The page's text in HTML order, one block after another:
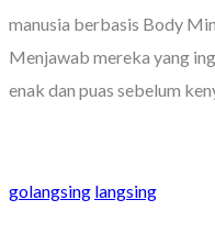
manusia berbasis Body
Menjawab mereka yang
enak dan puas sebelum
golangsing langsing